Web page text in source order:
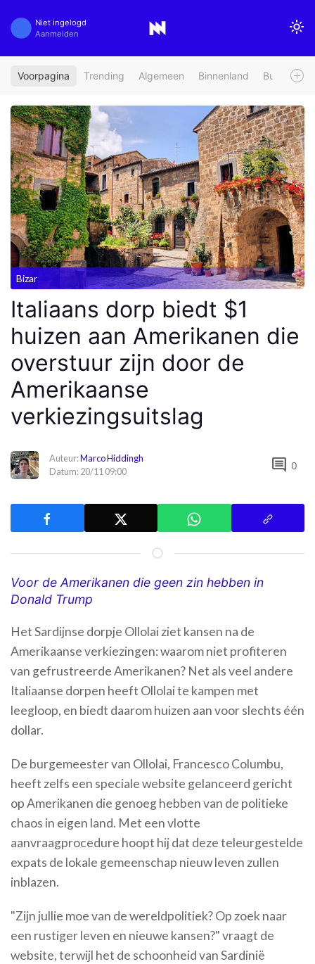
Niet ingelogd
Aanmelden
Voorpagina Trending Algemeen Binnenland Buitenland
Bizar
Italiaans dorp biedt $1
huizen aan Amerikanen die
overstuur zijn door de
Amerikaanse
verkiezingsuitslag
Auteur:Marco Hiddingh
Datum: 20/11 09:00
comment 0
Voor de Amerikanen die geen zin hebben in
Donald Trump
Het Sardijnse dorpje Ollolai ziet kansen na de
Amerikaanse verkiezingen: waarom niet profiteren
van gefrustreerde Amerikanen? Net als veel andere
Italiaanse dorpen heeft Ollolai te kampen met
leegloop, en biedt daarom huizen aan voor slechts één
dollar.
De burgemeester van Ollolai, Francesco Columbu,
heeft zelfs een speciale website gelanceerd gericht
op Amerikanen die genoeg hebben van de politieke
chaos in eigen land. Met een vlotte
aanvraagprocedure hoopt hij dat deze teleurgestelde
expats de lokale gemeenschap nieuw leven zullen
inblazen.
"Zijn jullie moe van de wereldpolitiek? Op zoek naar
een rustiger leven en nieuwe kansen?" vraagt de
website, terwijl het de schoonheid van Sardinië